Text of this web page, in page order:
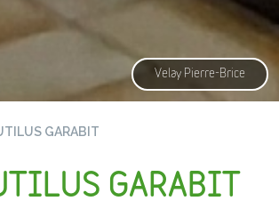
Velay Pierre-Brice
GARABIT
GARABIT